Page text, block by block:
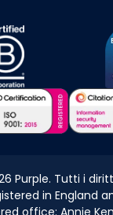
Purple. Tutti i
in England